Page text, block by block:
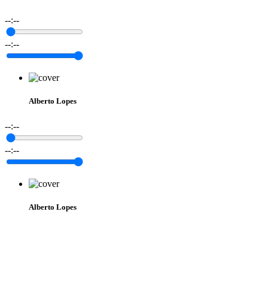
--:--
--:--
Alberto Lopes
--:--
--:--
Alberto Lopes